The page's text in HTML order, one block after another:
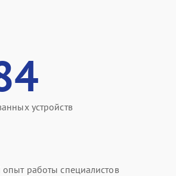
устройств
работы специалистов